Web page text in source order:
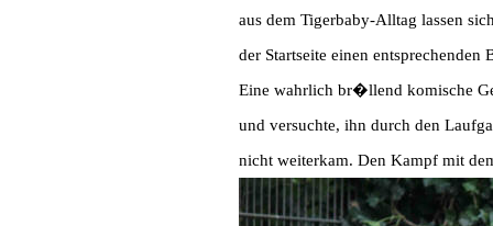
aus dem Tigerbaby-Alltag lassen
der Startseite einen
Eine wahrlich br�llend komische
und versuchte, ihn durch den
nicht weiterkam. Den Kampf mit